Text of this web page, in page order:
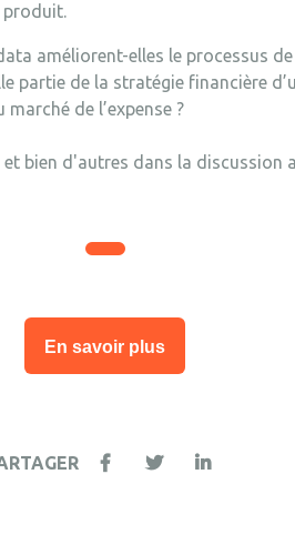
produit.
améliorent-elles le processus
partie de la stratégie financière
de l’expense ?
bien d'autres dans la discussion
En savoir plus